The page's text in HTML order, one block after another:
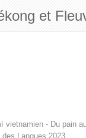
et
vietnamien - Du pain
Langues 2023